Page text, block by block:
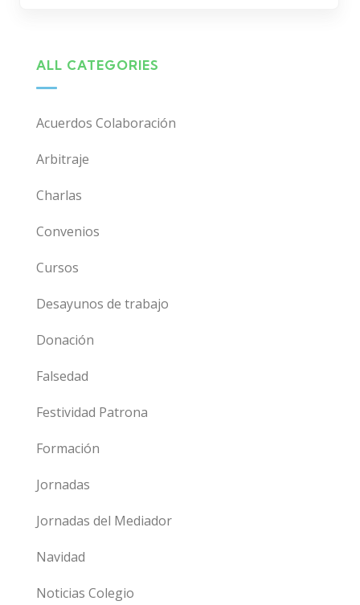
ALL CATEGORIES
Acuerdos Colaboración
Arbitraje
Charlas
Convenios
Cursos
Desayunos de trabajo
Donación
Falsedad
Festividad Patrona
Formación
Jornadas
Jornadas del Mediador
Navidad
Noticias Colegio